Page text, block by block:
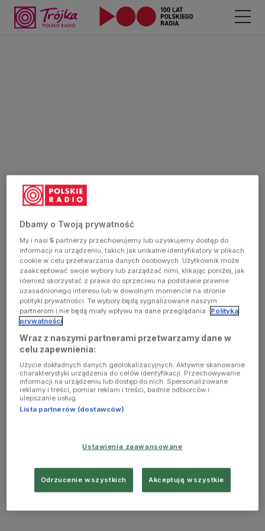
Dbamy o Twoją prywatność
My i nasi5 partnerzy przechowujemy lub uzyskujemy dostęp do
informacji na urządzeniu, takich jak unikalne identyfikatory w plikach
cookie w celu przetwarzania danych osobowych. Użytkownik może
zaakceptować swoje wybory lub zarządzać nimi, klikając poniżej, jak
również skorzystać z prawa do sprzeciwu na podstawie prawnie
uzasadnionego interesu lub w dowolnym momencie na stronie
polityki prywatności. Te wybory będą sygnalizowane naszym
partnerom i nie będą miały wpływu na dane przeglądania. Polityka
prywatności
Wraz z naszymi partnerami przetwarzamy dane w
celu zapewnienia:
Użycie dokładnych danych geolokalizacyjnych. Aktywne skanowanie
charakterystyki urządzenia do celów identyfikacji. Przechowywanie
informacji na urządzeniu lub dostęp do nich. Spersonalizowane
reklamy i treści, pomiar reklam i treści, badnie odbiorców i
ulepszanie usług.
Lista partnerów (dostawców)
Ustawienia zaawansowane
Odrzucenie wszystkich Akceptuję wszystkie